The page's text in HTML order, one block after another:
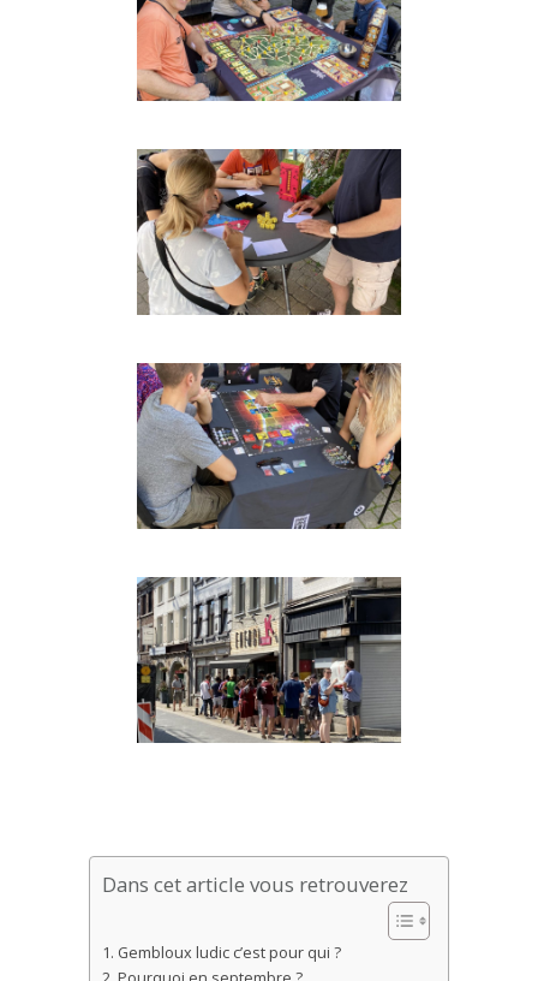
Dans cet article vous retrouverez
Gembloux ludic c’est pour qui ?